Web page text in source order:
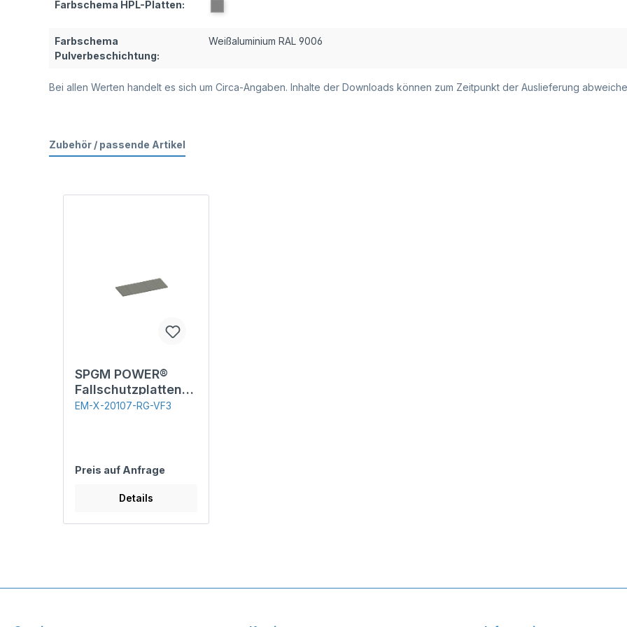
Farbschema HPL-Platten:
Farbschema
Pulverbeschichtung:
Weißaluminium RAL 9006
Bei allen Werten handelt es sich um Circa-Angaben. Inhalte der Downloads können zum Zeitpunkt der Auslieferung
Zubehör / passende Artikel
SPGM POWER®
Fallschutzplatten,
30 mm
EM-X-20107-RG-VF3
Preis auf Anfrage
Details